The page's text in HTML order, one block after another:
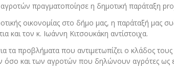
πραγματοποίησε η δημοτική παράταξη
οικονομίας στο δήμο μας, η παράταξή μας
τον κ. Ιωάννη Κιτσουκάκη αντίστοιχα.
τα προβλήματα που αντιμετωπίζει ο κλάδος τους
όσο και των αγροτών που δηλώνουν αγρότες ως